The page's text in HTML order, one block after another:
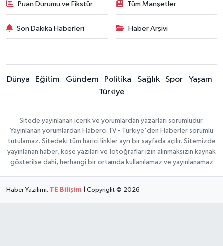
Puan Durumu ve Fikstür Tüm Manşetler
Son Dakika Haberleri Haber Arşivi
Dünya Eğitim Gündem Politika Sağlık Spor
Yaşam
Türkiye
Sitede yayınlanan içerik ve yorumlardan yazarları sorumludur.
Yayınlanan yorumlardan Haberci TV - Türkiye'den Haberler sorumlu
tutulamaz. Sitedeki tüm harici linkler ayrı bir sayfada açılır. Sitemizde
yayınlanan haber, köşe yazıları ve fotoğraflar izin alınmaksızın kaynak
gösterilse dahi, herhangi bir ortamda kullanılamaz ve yayınlanamaz
Haber Yazılımı: TE Bilişim | Copyright © 2026